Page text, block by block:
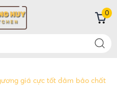
0
giá cực tốt đảm bảo chất